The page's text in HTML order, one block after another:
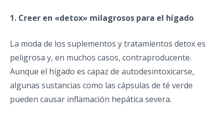
1. Creer en «detox» milagrosos para el hígado
La moda de los suplementos y tratamientos detox es
peligrosa y, en muchos casos, contraproducente.
Aunque el hígado es capaz de autodesintoxicarse,
algunas sustancias como las cápsulas de té verde
pueden causar inflamación hepática severa.